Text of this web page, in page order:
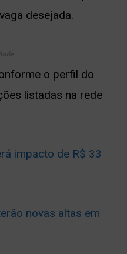
desejada.
o perfil do
listadas na rede
impacto de R$ 33
novas altas em